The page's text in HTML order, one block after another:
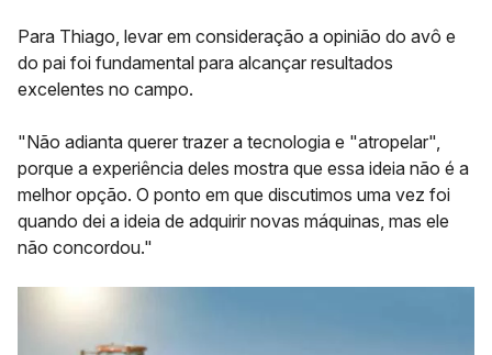
Para Thiago, levar em consideração a opinião do avô e
do pai foi fundamental para alcançar resultados
excelentes no campo.
"Não adianta querer trazer a tecnologia e "atropelar",
porque a experiência deles mostra que essa ideia não é a
melhor opção. O ponto em que discutimos uma vez foi
quando dei a ideia de adquirir novas máquinas, mas ele
não concordou."